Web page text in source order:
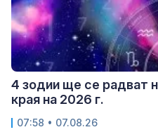
4 зодии ще се радват
края на 2026 г.
07:58 • 07.08.26